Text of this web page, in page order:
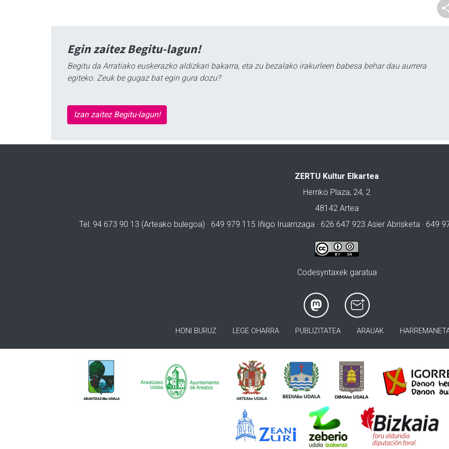
Egin zaitez Begitu-lagun!
Begitu da Arratiako euskerazko aldizkari bakarra, eta zu bezalako irakurleen babesa behar dau aurrera
egiteko. Zeuk be gugaz bat egin gura dozu?
Izan zaitez Begitu-lagun!
ZERTU Kultur Elkartea
Herriko Plaza, 24, 2
48142 Artea
Tel: 94 673 90 13 (Arteako bulegoa) · 649 979 115 Iñigo Iruarrizaga · 626 647 923 Asier Abrisketa · 649
Codesyntaxek garatua
HONI BURUZ LEGE OHARRA PUBLIZITATEA ARAUAK